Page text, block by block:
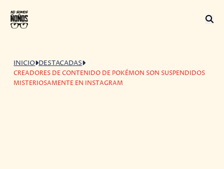
INICIO DESTACADAS
CREADORES DE CONTENIDO DE POKÉMON SON SUSPENDIDOS
MISTERIOSAMENTE EN INSTAGRAM